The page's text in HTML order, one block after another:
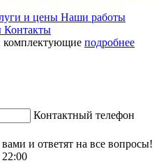
и цены Наши работы
Контакты
комплектующие подробнее
Контактный телефон
и ответят на все вопросы!